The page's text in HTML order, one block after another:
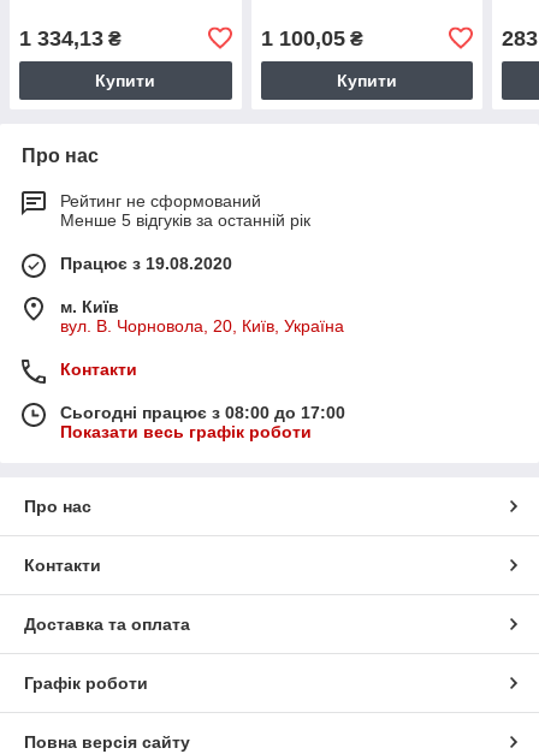
1 334,13 ₴
Купити
1 100,05₴
Купити
Про нас
Рейтинг не сформований
Менше 5 відгуків за останній рік
Працює з 19.08.2020
м. Київ
вул. В. Чорновола, 20, Київ, Україна
Контакти
Сьогодні працює з 08:00 до 17:00
Показати весь графік роботи
Про нас
Контакти
Доставка та оплата
Графік роботи
Повна версія сайту